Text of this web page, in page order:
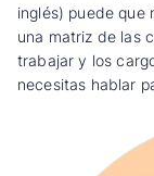
inglés) puede que
una matriz de las
trabajar y los
necesitas hablar